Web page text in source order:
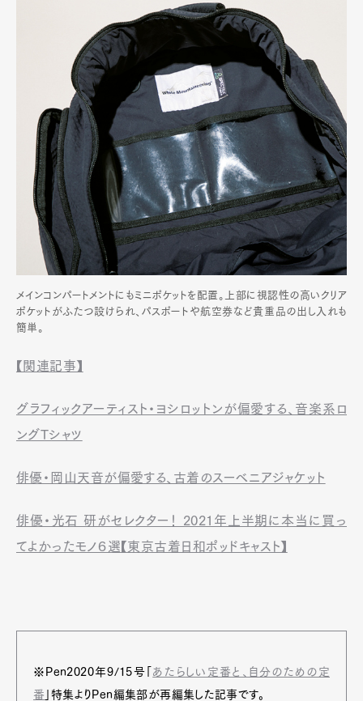
メインコンパートメントにもミニポケットを配置。上部に視認性の高いクリア
ポケットがふたつ設けられ、パスポートや航空券など貴重品の出し入れも
簡単。
【関連記事】
グラフィックアーティスト・ヨシロットンが偏愛する、音楽系ロ
ングTシャツ
俳優・岡山天音が偏愛する、古着のスーベニアジャケット
俳優・光石 研がセレクター！ 2021年上半期に本当に買っ
てよかったモノ６選【東京古着日和ポッドキャスト】
※Pen2020年9/15号「 あたらしい定番と、自分のための定
番
」特集よりPen編集部が再編集した記事です。